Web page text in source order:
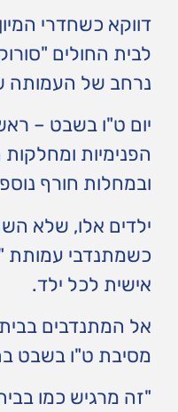
דווקא כשחדרי
לבית החולים
נרחב של העמותה
יום ט"ו בשבט –
הפנימיות
ובמחלות חורף
ילדים אלו, שלא
כשמתנדבי עמותת
אישית לכל ילד.
אל המתנדבים
מסיבת ט"ו בשבט
"זה מרגיש כמו